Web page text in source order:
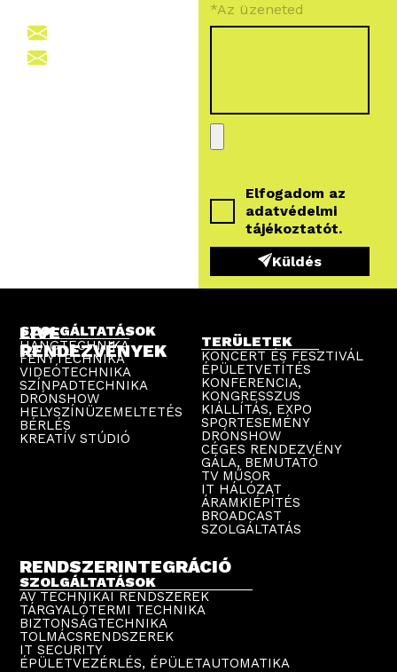
*Az üzeneted
Elfogadom az
adatvédelmi
tájékoztatót.
Küldés
LIVE
RENDEZVÉNYEK
SZOLGÁLTATÁSOK
HANGTECHNIKA
FÉNYTECHNIKA
VIDEÓTECHNIKA
SZÍNPADTECHNIKA
DRÓNSHOW
HELYSZÍNÜZEMELTETÉS
BÉRLÉS
KREATÍV STÚDIÓ
TERÜLETEK
KONCERT ÉS FESZTIVÁL
ÉPÜLETVETÍTÉS
KONFERENCIA,
KONGRESSZUS
KIÁLLÍTÁS, EXPO
SPORTESEMÉNY
DRÓNSHOW
CÉGES RENDEZVÉNY
GÁLA, BEMUTATÓ
TV MŰSOR
IT HÁLÓZAT
ÁRAMKIÉPÍTÉS
BROADCAST
SZOLGÁLTATÁS
RENDSZERINTEGRÁCIÓ
SZOLGÁLTATÁSOK
AV TECHNIKAI RENDSZEREK
TÁRGYALÓTERMI TECHNIKA
BIZTONSÁGTECHNIKA
TOLMÁCSRENDSZEREK
IT SECURITY
ÉPÜLETVEZÉRLÉS, ÉPÜLETAUTOMATIKA